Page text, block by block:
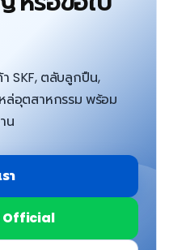
SKF, ตลับลูกปืน,
ล่อุตสาหกรรม พร้อม
น
า
Official